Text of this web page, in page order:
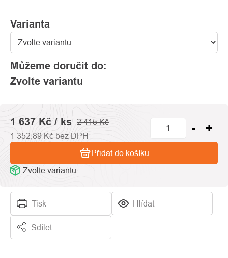
Varianta
Můžeme doručit do:
Zvolte variantu
Tisk Hlídat
Sdílet
2 415 Kč
1 637 Kč / ks
1 352,89 Kč bez DPH
Zvolte variantu
Přidat do košíku